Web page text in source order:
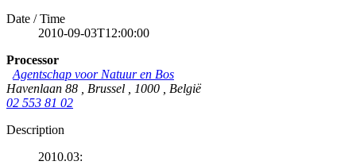
Date / Time
2010-09-03T12:00:00
Processor
Agentschap voor Natuur en Bos
Havenlaan 88
Brussel 1000
België
02 553 81 02
Description
2010.03: